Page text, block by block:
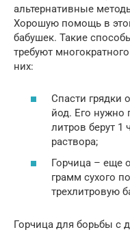
альтернативные
Хорошую помощь в
бабушек. Такие
требуют
них:
Спасти грядки
йод. Его нужно
литров берут 1
раствора;
Горчица – еще
грамм сухого
трехлитровую
Горчица для борьбы с